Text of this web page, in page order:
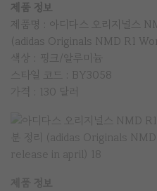
제품 정보
제품명 : 아디다스 오리지널스
(adidas Originals NMD R1
색상 : 핑크/알루미늄
스타일 코드 : BY3058
가격 : 130 달러